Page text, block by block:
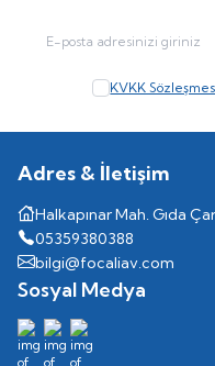
KVKK
Adres & İletişim
Halkapınar Mah. Gıda
05359380388
bilgi@focaliav.com
Sosyal Medya